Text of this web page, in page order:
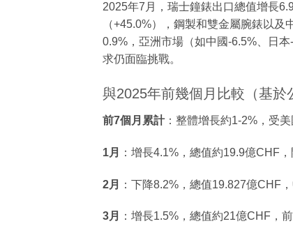
2025年7月，瑞士鐘錶出口總值增長
（+45.0%），鋼製和雙金屬腕錶以
0.9%，亞洲市場（如中國-6.5%、日
求仍面臨挑戰。
與2025年前幾個月比較（基於
前7個月累計：整體增長約1-2%，受
1月 ：增長4.1%，總值約19.9億CHF，
2月 ：下降8.2%，總值19.827億CHF
3月 ：增長1.5%，總值約21億CHF，